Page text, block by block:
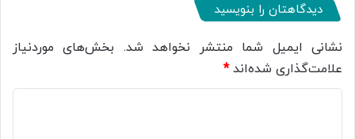
دیدگاهتان را بنویسید
نشانی ایمیل شما منتشر نخواهد شد. بخش‌های موردنیاز
علامت‌گذاری شده‌اند*